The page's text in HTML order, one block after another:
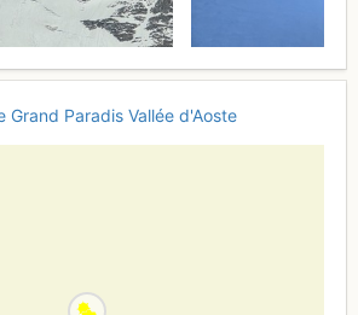
Grand Paradis Vallée d'Aoste